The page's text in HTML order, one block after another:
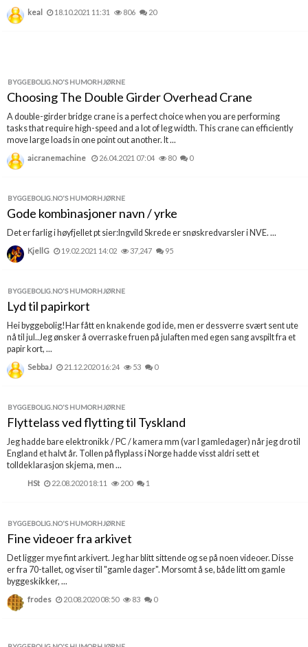
keal 18.10.2021 11:31 806 20
BYGGEBOLIG.NO'S HUMORHJØRNE
Choosing The Double Girder Overhead Crane
A double-girder bridge crane is a perfect choice when you are performing
tasks that require high-speed and a lot of leg width. This crane can efficiently
move large loads in one point out another. It ...
aicranemachine 26.04.2021 07:04 80 0
BYGGEBOLIG.NO'S HUMORHJØRNE
Gode kombinasjoner navn / yrke
Det er farlig i høyfjellet pt sier:Ingvild Skrede er snøskredvarsler i NVE. ...
KjellG 19.02.2021 14:02 37,247 95
BYGGEBOLIG.NO'S HUMORHJØRNE
Lyd til papirkort
Hei byggebolig!Har fått en knakende god ide, men er dessverre svært sent ute
nå til jul..Jeg ønsker å overraske fruen på julaften med egen sang avspilt fra et
papir kort, ...
SebbaJ 21.12.2020 16:24 53 0
BYGGEBOLIG.NO'S HUMORHJØRNE
Flyttelass ved flytting til Tyskland
Jeg hadde bare elektronikk / PC / kamera mm (var I gamledager) når jeg dro til
England et halvt år. Tollen på flyplass i Norge hadde visst aldri sett et
tolldeklarasjon skjema, men ...
HSt 22.08.2020 18:11 200 1
BYGGEBOLIG.NO'S HUMORHJØRNE
Fine videoer fra arkivet
Det ligger mye fint arkivert. Jeg har blitt sittende og se på noen videoer. Disse
er fra 70-tallet, og viser til "gamle dager". Morsomt å se, både litt om gamle
byggeskikker, ...
frodes 20.08.2020 08:50 83 0